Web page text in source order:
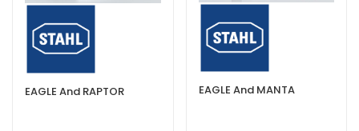
EAGLE And RAPTOR EAGLE And MANTA